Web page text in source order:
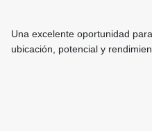
Una excelente oportunidad
ubicación, potencial y